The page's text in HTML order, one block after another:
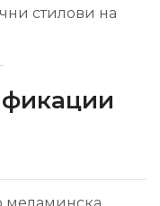
стилови на